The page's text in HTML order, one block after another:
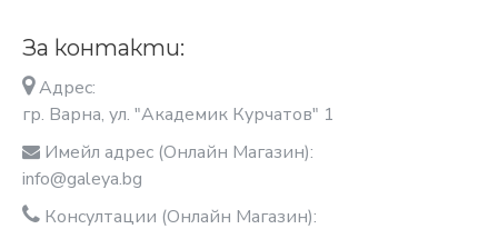
За контакти:
Адрес:
гр. Варна, ул. "Академик Курчатов" 1
Имейл адрес (Онлайн Магазин):
info@galeya.bg
Консултации (Онлайн Магазин):